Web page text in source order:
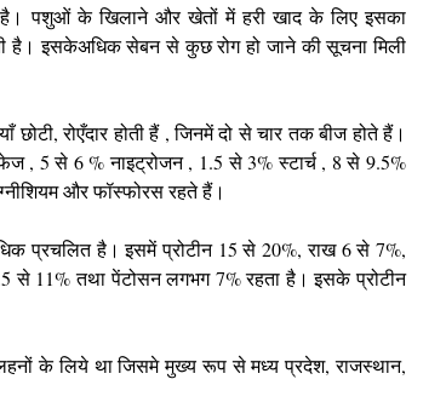
है। पशुओं के खिलाने और खेतों में हरी खाद के लिए इसका
है। इसकेअधिक सेबन से कुछ रोग हो जाने की सूचना मिली
छोटी, रोएँदार होती हैं , जिनमें दो से चार तक बीज होते हैं।
, 5 से 6 % नाइट्रोजन , 1.5 से 3% स्टार्च , 8 से 9.5%
और फॉस्फोरस रहते हैं।
प्रचलित है। इसमें प्रोटीन 15 से 20%, राख 6 से 7%,
से 11% तथा पेंटोसन लगभग 7% रहता है। इसके प्रोटीन
के लिये था जिसमे मुख्य रूप से मध्य प्रदेश, राजस्थान,